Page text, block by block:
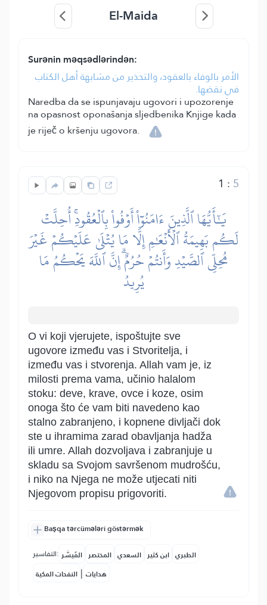
El-Maida
Surənin məqsədlərindən:
الأمر بالوفاء بالعقود، والتحذير من مشابهة أهل الكتاب
في نقضها.
Naredba da se ispunjavaju ugovori i upozorenje
na opasnost oponašanja sljedbenika Knjige kada
je riječ o kršenju ugovora.
1 : 5
يَٰٓأَيُّهَا ٱلَّذِينَ ءَامَنُوٓاْ أَوۡفُواْ بِٱلۡعُقُودِۚ أُحِلَّتۡ
لَكُم بَهِيمَةُ ٱلۡأَنۡعَٰمِ إِلَّا مَا يُتۡلَىٰ عَلَيۡكُمۡ غَيۡرَ
مُحِلِّي ٱلصَّيۡدِ وَأَنتُمۡ حُرُمٌۗ إِنَّ ٱللَّهَ يَحۡكُمُ مَا
يُرِيدُ
O vi koji vjerujete, ispoštujte sve
ugovore između vas i Stvoritelja, i
između vas i stvorenja. Allah vam je, iz
milosti prema vama, učinio halalom
stoku: deve, krave, ovce i koze, osim
onoga što će vam biti navedeno kao
stalno zabranjeno, i kopnene divljači dok
ste u ihramima zarad obavljanja hadža
ili umre. Allah dozvoljava i zabranjuje u
skladu sa Svojom savršenom mudrošću,
i niko na Njega ne može utjecati niti
Njegovom propisu prigovoriti.
Başqa tərcümələri göstərmək
التفاسير: المُيسَّر المختصر السعدي ابن كثير الطبري
النفحات المكية | هدايات